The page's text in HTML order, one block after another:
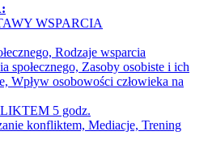
WSPARCIA
Rodzaje wsparcia
społecznego, Zasoby osobiste i ich
Wpływ osobowości człowieka na
5 godz.
konfliktem, Mediacje, Trening